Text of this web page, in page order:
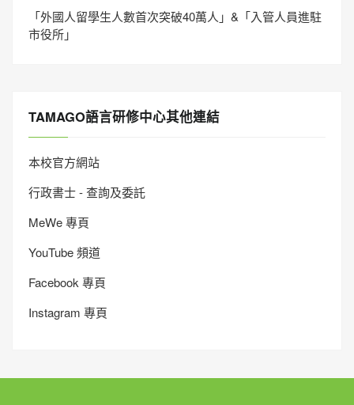
「外國人留學生人數首次突破40萬人」&「入管人員進駐
市役所」
TAMAGO語言研修中心其他連結
本校官方網站
行政書士 - 查詢及委託
MeWe 專頁
YouTube 頻道
Facebook 專頁
Instagram 專頁